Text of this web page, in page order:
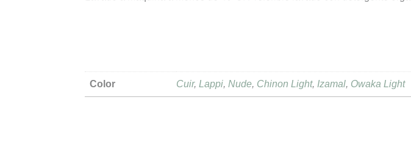
Color Cuir,Lappi,Nude, Chinon Light, Izamal, Owaka Light